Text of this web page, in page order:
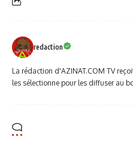
redaction
La rédaction d'AZINAT.COM TV
les sélectionne pour les diffuser au